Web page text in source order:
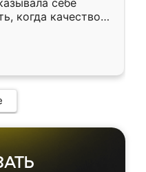
себе
когда качеством
кухня уже почти